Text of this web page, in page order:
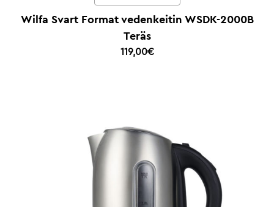
Wilfa Svart Format vedenkeitin WSDK-2000B
Teräs
119,00€